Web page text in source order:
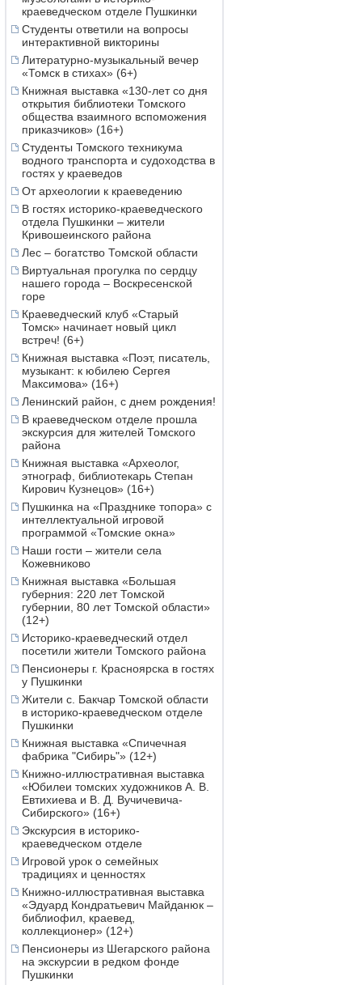
краеведческом отделе Пушкинки
Студенты ответили на вопросы
интерактивной викторины
Литературно-музыкальный вечер
«Томск в стихах» (6+)
Книжная выставка «130-лет со дня
открытия библиотеки Томского
общества взаимного вспоможения
приказчиков» (16+)
Студенты Томского техникума
водного транспорта и судоходства в
гостях у краеведов
От археологии к краеведению
В гостях историко-краеведческого
отдела Пушкинки – жители
Кривошеинского района
Лес – богатство Томской области
Виртуальная прогулка по сердцу
нашего города – Воскресенской
горе
Краеведческий клуб «Старый
Томск» начинает новый цикл
встреч! (6+)
Книжная выставка «Поэт, писатель,
музыкант: к юбилею Сергея
Максимова» (16+)
Ленинский район, с днем рождения!
В краеведческом отделе прошла
экскурсия для жителей Томского
района
Книжная выставка «Археолог,
этнограф, библиотекарь Степан
Кирович Кузнецов» (16+)
Пушкинка на «Празднике топора» с
интеллектуальной игровой
программой «Томские окна»
Наши гости – жители села
Кожевниково
Книжная выставка «Большая
губерния: 220 лет Томской
губернии, 80 лет Томской области»
(12+)
Историко-краеведческий отдел
посетили жители Томского района
Пенсионеры г. Красноярска в гостях
у Пушкинки
Жители с. Бакчар Томской области
в историко-краеведческом отделе
Пушкинки
Книжная выставка «Спичечная
фабрика "Сибирь"» (12+)
Книжно-иллюстративная выставка
«Юбилеи томских художников А. В.
Евтихиева и В. Д. Вучичевича-
Сибирского» (16+)
Экскурсия в историко-
краеведческом отделе
Игровой урок о семейных
традициях и ценностях
Книжно-иллюстративная выставка
«Эдуард Кондратьевич Майданюк –
библиофил, краевед,
коллекционер» (12+)
Пенсионеры из Шегарского района
на экскурсии в редком фонде
Пушкинки